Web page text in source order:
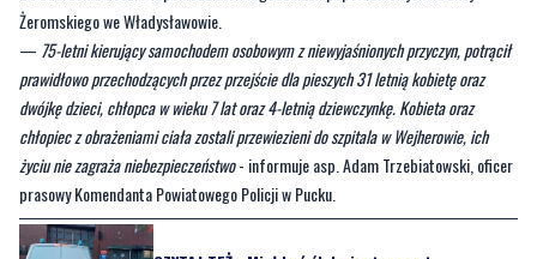
przechodzących przez przejście dla pieszych 31-letnią kobietę
oraz dwójkę dzieci.
Do zdarzenia doszło w poniedziałek w godzinach popołudniowych na ulicy
Żeromskiego we Władysławowie.
—75-letni kierujący samochodem osobowym z niewyjaśnionych przyczyn, potrącił
prawidłowo przechodzących przez przejście dla pieszych 31 letnią kobietę oraz
dwójkę dzieci, chłopca w wieku 7 lat oraz 4-letnią dziewczynkę. Kobieta oraz
chłopiec z obrażeniami ciała zostali przewiezieni do szpitala w Wejherowie, ich
życiu nie zagraża niebezpieczeństwo